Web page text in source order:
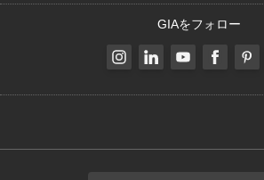
GIAをフォロー